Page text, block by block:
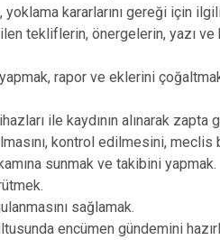
kararlarını gereği için
tekliflerin, önergelerin, yazı
rapor ve eklerini
ile kaydının alınarak zapta
kontrol edilmesini, meclis
sunmak ve takibini yapmak.
sağlamak.
encümen gündemini